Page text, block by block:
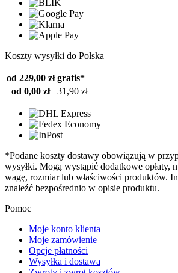
Koszty wysyłki do Polska
od 229,00 zł gratis*
od 0,00 zł
31,90 zł
*Podane koszty dostawy obowiązują w
wysyłki. Mogą wystąpić dodatkowe opłaty,
wagę, rozmiar lub właściwości produktów.
znaleźć bezpośrednio w opisie produktu.
Pomoc
Moje konto klienta
Moje zamówienie
Opcje płatności
Wysyłka i dostawa